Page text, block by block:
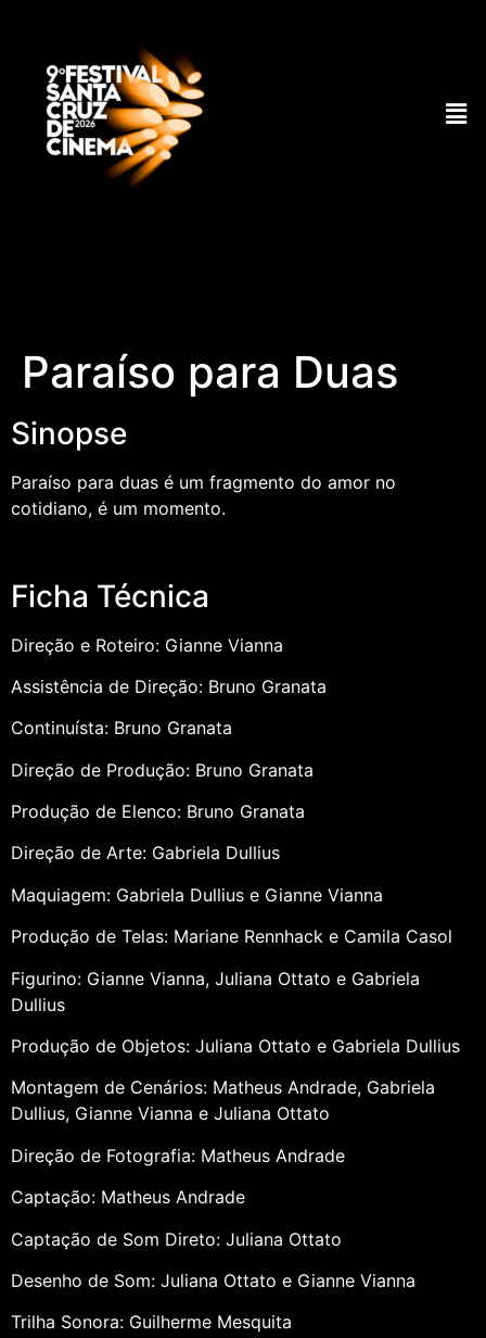
Paraíso para Duas
Sinopse
Paraíso para duas é um fragmento do amor no
cotidiano, é um momento.
Ficha Técnica
Direção e Roteiro: Gianne Vianna
Assistência de Direção: Bruno Granata
Continuísta: Bruno Granata
Direção de Produção: Bruno Granata
Produção de Elenco: Bruno Granata
Direção de Arte: Gabriela Dullius
Maquiagem: Gabriela Dullius e Gianne Vianna
Produção de Telas: Mariane Rennhack e Camila Casol
Figurino: Gianne Vianna, Juliana Ottato e Gabriela
Dullius
Produção de Objetos: Juliana Ottato e Gabriela Dullius
Montagem de Cenários: Matheus Andrade, Gabriela
Dullius, Gianne Vianna e Juliana Ottato
Direção de Fotografia: Matheus Andrade
Captação: Matheus Andrade
Captação de Som Direto: Juliana Ottato
Desenho de Som: Juliana Ottato e Gianne Vianna
Trilha Sonora: Guilherme Mesquita